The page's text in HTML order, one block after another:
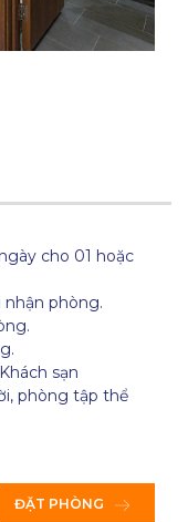
cho 01 hoặc
phòng.
sạn
phòng tập thể
ĐẶT PHÒNG